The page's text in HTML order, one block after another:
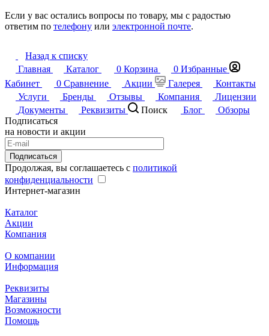
Если у вас остались вопросы по товару, мы с радостью
ответим по телефону или электронной почте.
Назад к списку
Главная
Каталог 0 Корзина 0 Избранные
Кабинет
0 Сравнение Акции Галерея
Контакты
Услуги
Бренды Отзывы Компания
Лицензии
Документы
Реквизиты Поиск Блог
Обзоры
Подписаться
на новости и акции
Подписаться
Продолжая, вы соглашаетесь с политикой
конфиденциальности
Интернет-магазин
Каталог
Акции
Компания
О компании
Информация
Реквизиты
Магазины
Возможности
Помощь